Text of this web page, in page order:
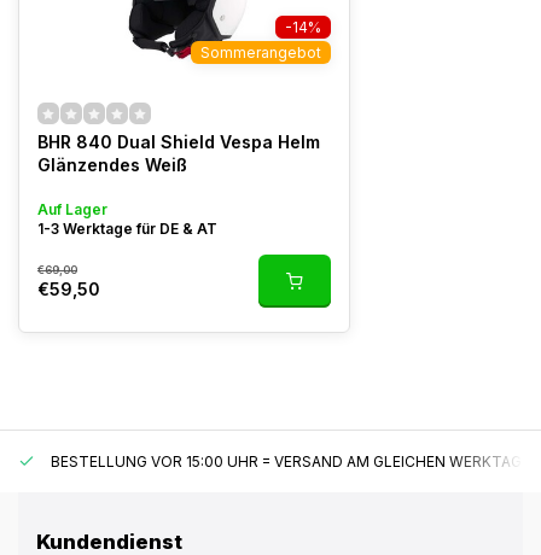
-14%
Sommerangebot
BHR 840 Dual Shield Vespa Helm
Glänzendes Weiß
Auf Lager
1-3 Werktage für DE & AT
€69,00
€59,50
BESTELLUNG VOR 15:00 UHR = VERSAND AM GLEICHEN WERKTAG*
Kundendienst